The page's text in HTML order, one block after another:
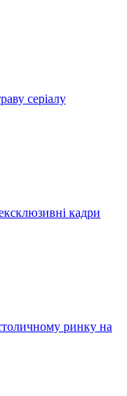
серіалу
кадри
ринку на